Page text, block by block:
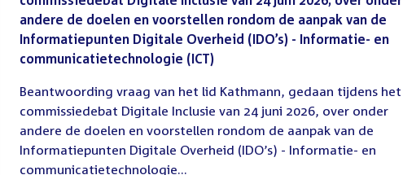
andere de doelen en voorstellen rondom de aanpak van de
Informatiepunten Digitale Overheid (IDO’s) - Informatie- en
communicatietechnologie (ICT)
Beantwoording vraag van het lid Kathmann, gedaan tijdens het
commissiedebat Digitale Inclusie van 24 juni 2026, over onder
andere de doelen en voorstellen rondom de aanpak van de
Informatiepunten Digitale Overheid (IDO’s) - Informatie- en
communicatietechnologie...